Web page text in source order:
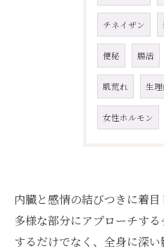
チネイザン
便秘 腸活
肌荒れ 生理
女性ホルモン
内臓と感情の結びつきに着
多様な部分にアプローチす
するだけでなく、全身に深